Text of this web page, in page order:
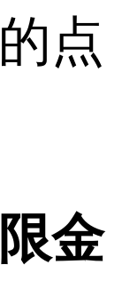
点
金